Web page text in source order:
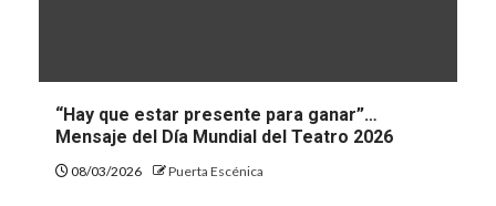
“Hay que estar presente para ganar”…
Mensaje del Día Mundial del Teatro 2026
08/03/2026 Puerta Escénica